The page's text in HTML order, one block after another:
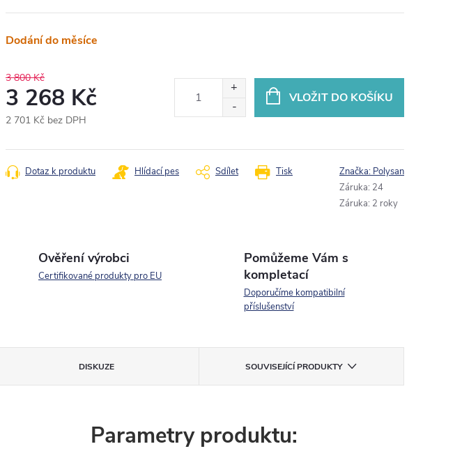
Dodání do měsíce
3 800 Kč
3 268 Kč
2 701 Kč bez DPH
cena:
VLOŽIT DO KOŠÍKU
Tisk
Dotaz k produktu Hlídací pes Sdílet Značka: Polysan
Záruka: 24
Záruka: 2 roky
Ověření výrobci
Certifikované produkty pro EU
Pomůžeme Vám s
kompletací
Doporučíme kompatibilní
příslušenství
DISKUZE SOUVISEJÍCÍ PRODUKTY
Parametry produktu: